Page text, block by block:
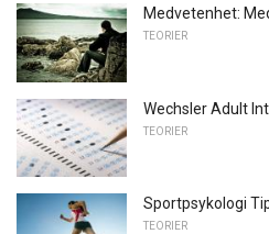
Medvetenhet:
TEORIER
Wechsler Adult
TEORIER
Sportpsykologi
TEORIER